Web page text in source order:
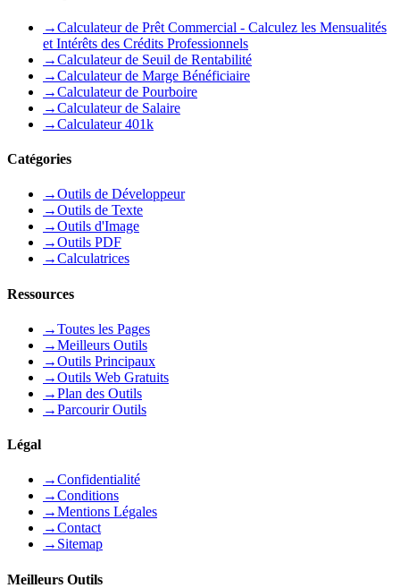
→Calculateur de Prêt Commercial - Calculez les Mensualités
et Intérêts des Crédits Professionnels
→Calculateur de Seuil de Rentabilité
→Calculateur de Marge Bénéficiaire
→Calculateur de Pourboire
→Calculateur de Salaire
→Calculateur 401k
Catégories
→Outils de Développeur
→Outils de Texte
→Outils d'Image
→Outils PDF
→Calculatrices
Ressources
→Toutes les Pages
→Meilleurs Outils
→Outils Principaux
→Outils Web Gratuits
→Plan des Outils
→Parcourir Outils
Légal
→Confidentialité
→Conditions
→Mentions Légales
→Contact
→ Sitemap
Meilleurs Outils